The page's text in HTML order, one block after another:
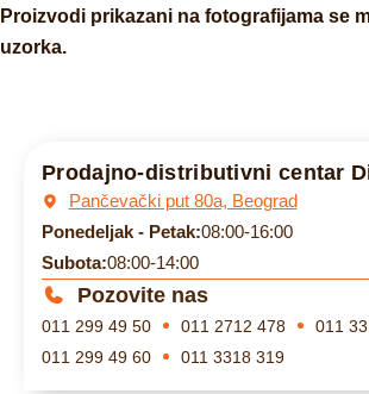
Proizvodi prikazani na fotografijama se
uzorka.
Prodajno-distributivni centar
Pančevački put 80a, Beograd
Ponedeljak - Petak:08:00-16:00
Subota:08:00-14:00
Pozovite nas
011 299 49 50 011 2712 478
011
011 299 49 60
011 3318 319